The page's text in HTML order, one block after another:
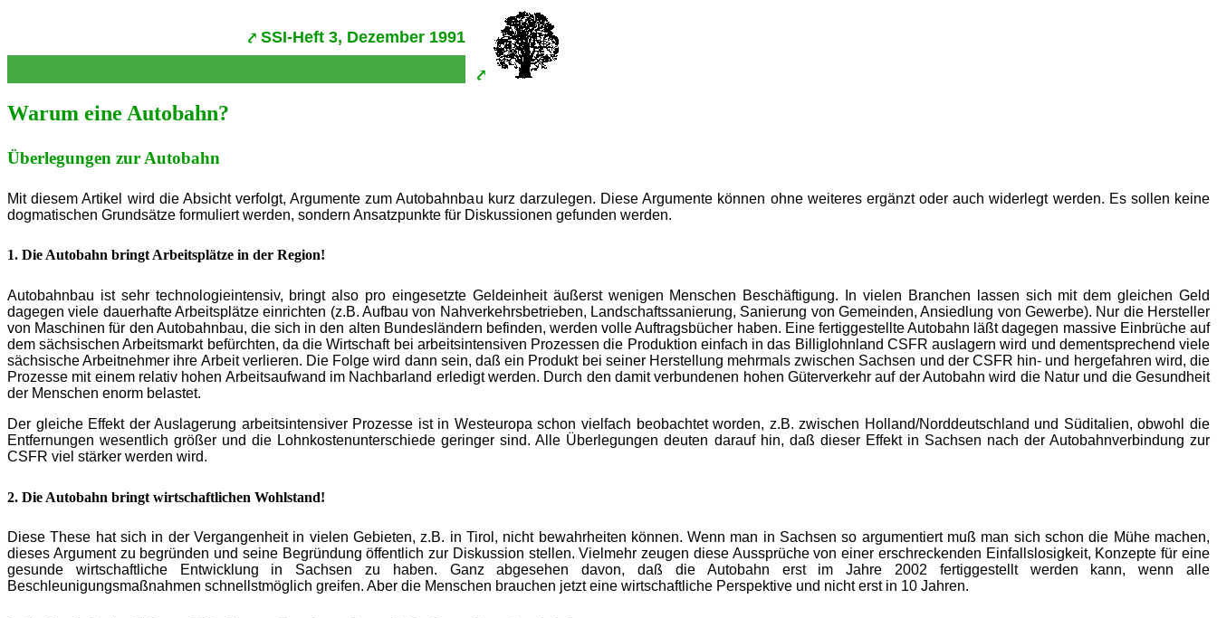
SSI-Heft 3, Dezember 1991
Warum eine Autobahn?
Überlegungen zur Autobahn
Mit diesem Artikel wird die Absicht verfolgt, Argumente zum Autobahnbau kurz darzulegen. Diese Argumente können ohne weiteres ergänzt oder auch widerlegt werden. Es sollen keine
dogmatischen Grundsätze formuliert werden, sondern Ansatzpunkte für Diskussionen gefunden werden.
1. Die Autobahn bringt Arbeitsplätze in der Region!
Autobahnbau ist sehr technologieintensiv, bringt also pro eingesetzte Geldeinheit äußerst wenigen Menschen Beschäftigung. In vielen Branchen lassen sich mit dem gleichen Geld
dagegen viele dauerhafte Arbeitsplätze einrichten (z.B. Aufbau von Nahverkehrsbetrieben, Landschaftssanierung, Sanierung von Gemeinden, Ansiedlung von Gewerbe). Nur die Hersteller
von Maschinen für den Autobahnbau, die sich in den alten Bundesländern befinden, werden volle Auftragsbücher haben. Eine fertiggestellte Autobahn läßt dagegen massive Einbrüche auf
dem sächsischen Arbeitsmarkt befürchten, da die Wirtschaft bei arbeitsintensiven Prozessen die Produktion einfach in das Billiglohnland CSFR auslagern wird und dementsprechend viele
sächsische Arbeitnehmer ihre Arbeit verlieren. Die Folge wird dann sein, daß ein Produkt bei seiner Herstellung mehrmals zwischen Sachsen und der CSFR hin- und hergefahren wird, die
Prozesse mit einem relativ hohen Arbeitsaufwand im Nachbarland erledigt werden. Durch den damit verbundenen hohen Güterverkehr auf der Autobahn wird die Natur und die Gesundheit
der Menschen enorm belastet.
Der gleiche Effekt der Auslagerung arbeitsintensiver Prozesse ist in Westeuropa schon vielfach beobachtet worden, z.B. zwischen Holland/Norddeutschland und Süditalien, obwohl die
Entfernungen wesentlich größer und die Lohnkostenunterschiede geringer sind. Alle Überlegungen deuten darauf hin, daß dieser Effekt in Sachsen nach der Autobahnverbindung zur
CSFR viel stärker werden wird.
2. Die Autobahn bringt wirtschaftlichen Wohlstand!
Diese These hat sich in der Vergangenheit in vielen Gebieten, z.B. in Tirol, nicht bewahrheiten können. Wenn man in Sachsen so argumentiert muß man sich schon die Mühe machen,
dieses Argument zu begründen und seine Begründung öffentlich zur Diskussion stellen. Vielmehr zeugen diese Aussprüche von einer erschreckenden Einfallslosigkeit, Konzepte für eine
gesunde wirtschaftliche Entwicklung in Sachsen zu haben. Ganz abgesehen davon, daß die Autobahn erst im Jahre 2002 fertiggestellt werden kann, wenn alle
Beschleunigungsmaßnahmen schnellstmöglich greifen. Aber die Menschen brauchen jetzt eine wirtschaftliche Perspektive und nicht erst in 10 Jahren.